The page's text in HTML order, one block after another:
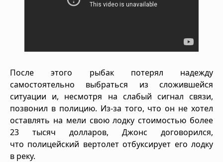
После этого рыбак потерял надежду
самостоятельно выбраться из сложившейся
ситуации и, несмотря на слабый сигнал связи,
позвонил в полицию. Из-за того, что он не хотел
оставлять на мели свою лодку стоимостью более
23 тысяч долларов, Джонс договорился,
что полицейский вертолет отбуксирует его лодку
в реку.